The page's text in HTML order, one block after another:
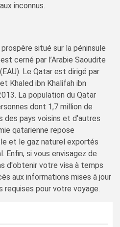
inconnus.
situé sur la péninsule
cerné par l’Arabie Saoudite
Le Qatar est dirigé par
Khaled ibn Khalifah ibn
La population du Qatar
dont 1,7 million de
des pays voisins et d'autres
qatarienne repose
et le gaz naturel exportés
Enfin, si vous envisagez de
d'obtenir votre visa à temps
aux informations mises à jour
requises pour votre voyage.